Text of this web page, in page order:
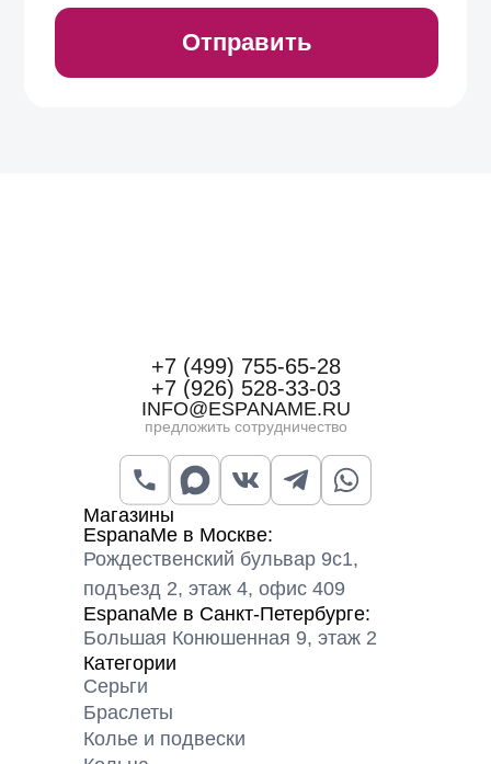
Магазины
EspanaMe в Москве:
Рождественский бульвар 9с1,
подъезд 2, этаж 4, офис 409
EspanaMe в Санкт-Петербурге:
Большая Конюшенная 9, этаж 2
Категории
Серьги
Браслеты
Колье и подвески
+7 (499) 755-65-28
+7 (926) 528-33-03
INFO@ESPANAME.RU
предложить сотрудничество